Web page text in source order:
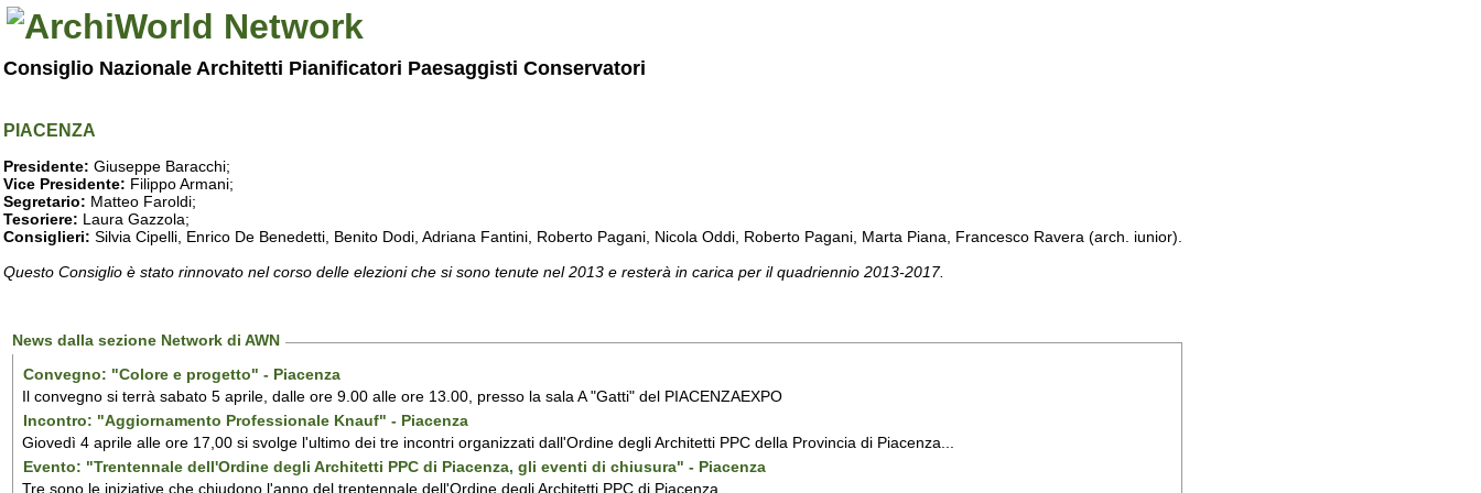
Consiglio Nazionale Architetti Pianificatori Paesaggisti Conservatori
PIACENZA
Presidente: Giuseppe Baracchi;
Vice Presidente: Filippo Armani;
Segretario: Matteo Faroldi;
Tesoriere: Laura Gazzola;
Consiglieri: Silvia Cipelli, Enrico De Benedetti, Benito Dodi, Adriana Fantini, Roberto Pagani, Nicola Oddi, Roberto Pagani, Marta Piana, Francesco Ravera (arch. iunior).
Questo Consiglio è stato rinnovato nel corso delle elezioni che si sono tenute nel 2013 e resterà in carica per il quadriennio 2013-2017.
News dalla sezione Network di AWN
Convegno: "Colore e progetto" - Piacenza
Il convegno si terrà sabato 5 aprile, dalle ore 9.00 alle ore 13.00, presso la sala A "Gatti" del PIACENZAEXPO
Incontro: "Aggiornamento Professionale Knauf" - Piacenza
Giovedì 4 aprile alle ore 17,00 si svolge l'ultimo dei tre incontri organizzati dall'Ordine degli Architetti PPC della Provincia di Piacenza...
Evento: "Trentennale dell'Ordine degli Architetti PPC di Piacenza, gli eventi di chiusura" - Piacenza
Tre sono le iniziative che chiudono l'anno del trentennale dell'Ordine degli Architetti PPC di Piacenza...